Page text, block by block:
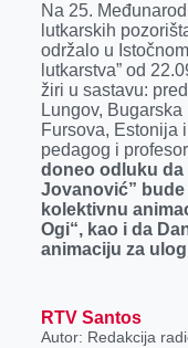
b
o
o
k
e
n
g
e
r
Na 25.
lutkarskih
održalo u
lutkarstva” od
žiri u sastavu:
Lungov,
Fursova, Estonija
pedagog i
doneo odluku da
Jovanović”
kolektivnu
Ogi“, kao i da
animaciju za
RTV Santos
Autor: Redakcija